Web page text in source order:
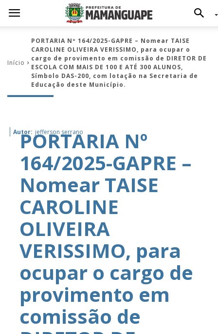
Início
PORTARIA Nº 164/2025-GAPRE – Nomear TAISE
CAROLINE OLIVEIRA VERISSIMO, para ocupar o
cargo de provimento em comissão de DIRETOR DE
ESCOLA COM MAIS DE 100 E ATÉ 300 ALUNOS,
Símbolo DAS-200, com lotação na Secretaria de
Educação deste Município.
Autor: jefferson serrano
PORTARIA Nº
164/2025-GAPRE –
Nomear TAISE
CAROLINE
OLIVEIRA
VERISSIMO, para
ocupar o cargo de
provimento em
comissão de